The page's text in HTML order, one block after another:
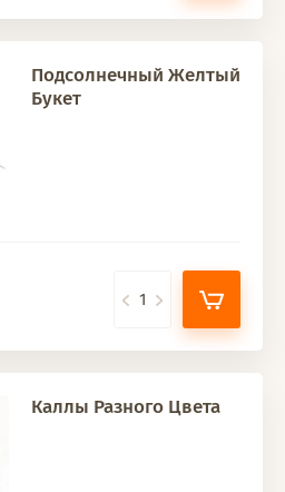
Подсолнечный Желтый
Букет
Каллы Разного Цвета